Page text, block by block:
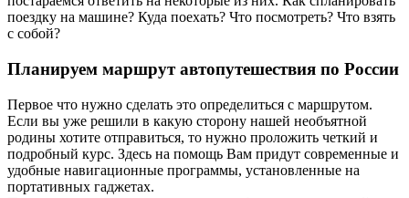
поездку на машине? Куда поехать? Что посмотреть? Что взять
с собой?
Планируем маршрут автопутешествия по России
Первое что нужно сделать это определиться с маршрутом.
Если вы уже решили в какую сторону нашей необъятной
родины хотите отправиться, то нужно проложить четкий и
подробный курс. Здесь на помощь Вам придут современные и
удобные навигационные программы, установленные на
портативных гаджетах.